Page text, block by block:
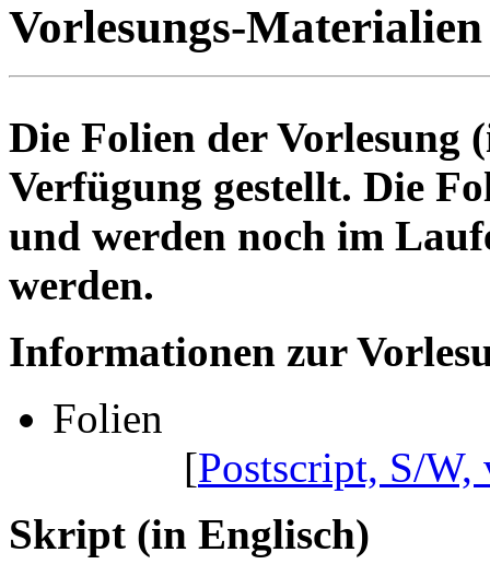
Vorlesungs-Materialien
Die Folien der Vorlesung
Verfügung gestellt. Die
und werden noch im
werden.
Informationen zur
Folien
[Postscript, S/
Skript (in Englisch)